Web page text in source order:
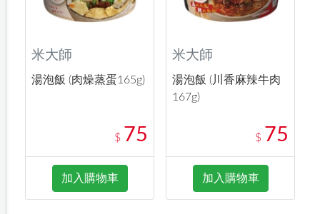
米大師
湯泡飯 (肉燥蒸蛋165g)
$ 75
加入購物車
米大師
湯泡飯 (川香麻辣牛肉
167g)
$ 75
加入購物車